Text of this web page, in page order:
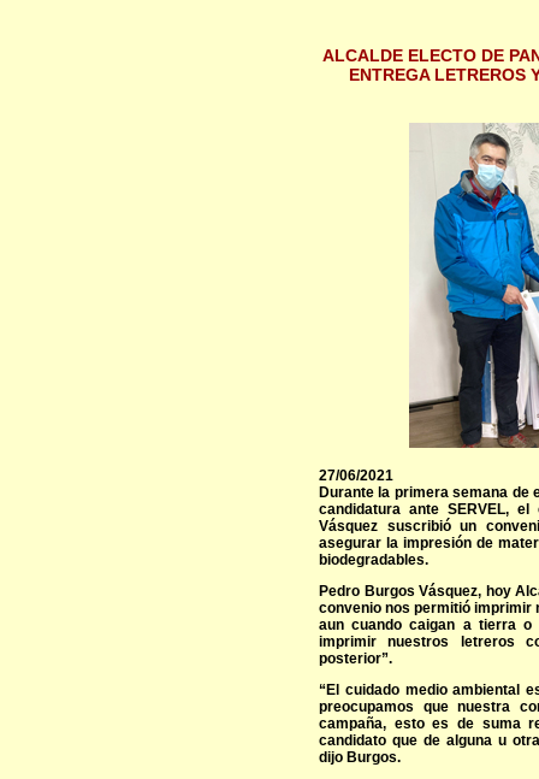
ALCALDE ELECTO DE
ENTREGA LETREROS
27/06/2021
Durante la primera semana de
candidatura ante SERVEL,
Vásquez suscribió un
asegurar la impresión de
biodegradables.
Pedro Burgos Vásquez, hoy
convenio nos permitió imprimir
aun cuando caigan a tierra o
imprimir nuestros letreros
posterior”.
“El cuidado medio ambiental
preocupamos que nuestra
campaña, esto es de suma
candidato que de alguna u
dijo Burgos.